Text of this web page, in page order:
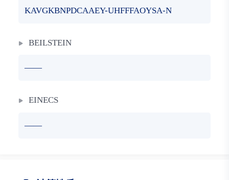
KAVGKBNPDCAAEY-UHFFFAOYSA-N
BEILSTEIN
——
EINECS
——